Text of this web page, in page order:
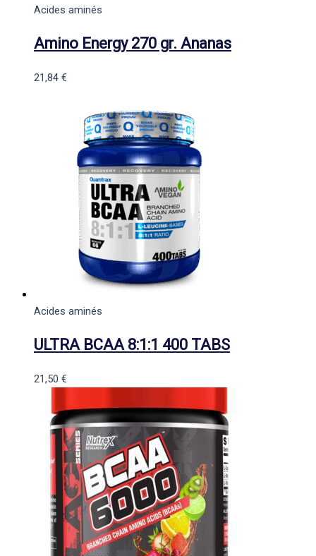
Acides aminés
Amino Energy 270 gr. Ananas
21,84 €
Acides aminés
ULTRA BCAA 8:1:1 400 TABS
21,50 €